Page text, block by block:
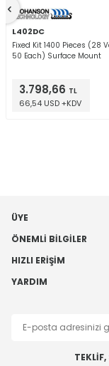
L402DC
Fixed Kit 1400 Pieces (28
50 Each) Surface Mount
3.798,66 TL
66,54 USD +KDV
ÜYE
ÖNEMLI BILGILER
HIZLI ERIŞIM
YARDIM